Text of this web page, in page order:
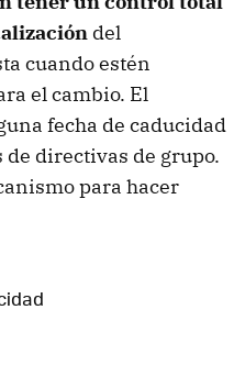
del
cuando estén
el cambio. El
fecha de caducidad
directivas de grupo.
para hacer